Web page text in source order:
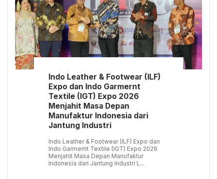
Indo Leather & Footwear (ILF)
Expo dan Indo Garmernt
Textile (IGT) Expo 2026
Menjahit Masa Depan
Manufaktur Indonesia dari
Jantung Industri
Indo Leather & Footwear (ILF) Expo dan
Indo Garmernt Textile (IGT) Expo 2026
Menjahit Masa Depan Manufaktur
Indonesia dari Jantung Industri L...